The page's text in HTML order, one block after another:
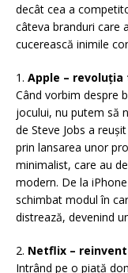
decât cea a
câteva branduri care
cucerească inimile
1. Apple –
Când vorbim despre
jocului, nu putem să
de Steve Jobs a
prin lansarea unor
minimalist, care au
modern. De la
schimbat modul în
distrează, devenind
2. Netflix –
Intrând pe o piață